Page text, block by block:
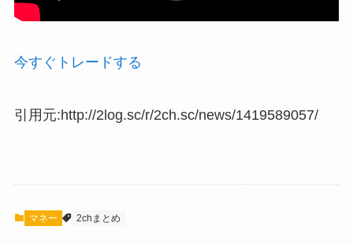
今すぐトレードする
引用元:http://2log.sc/r/2ch.sc/news/1419589057/
マネー 2chまとめ